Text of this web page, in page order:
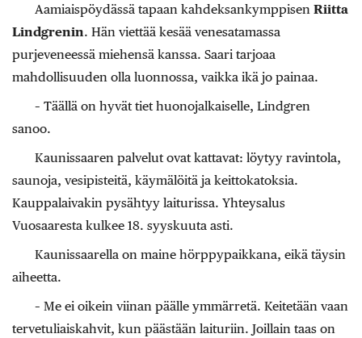
Aamiaispöydässä tapaan kahdeksankymppisen Riitta
Lindgrenin. Hän viettää kesää venesatamassa
purjeveneessä miehensä kanssa. Saari tarjoaa
mahdollisuuden olla luonnossa, vaikka ikä jo painaa.
– Täällä on hyvät tiet huonojalkaiselle, Lindgren
sanoo.
Kaunissaaren palvelut ovat kattavat: löytyy ravintola,
saunoja, vesipisteitä, käymälöitä ja keittokatoksia.
Kauppalaivakin pysähtyy laiturissa. Yhteysalus
Vuosaaresta kulkee 18. syyskuuta asti.
Kaunissaarella on maine hörppypaikkana, eikä täysin
aiheetta.
– Me ei oikein viinan päälle ymmärretä. Keitetään vaan
tervetuliaiskahvit, kun päästään laituriin. Joillain taas on